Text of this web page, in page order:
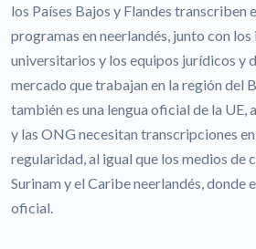
los Países Bajos y Flandes transcriben
programas en neerlandés, junto con
universitarios y los equipos jurídicos y
mercado que trabajan en la región del
también es una lengua oficial de la UE,
y las ONG necesitan transcripciones
regularidad, al igual que los medios de
Surinam y el Caribe neerlandés, donde
oficial.